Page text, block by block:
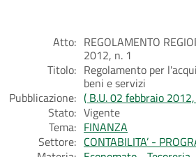
Atto: REGOLAMENTO
2012, n. 1
Titolo: Regolamento per
beni e servizi
Pubblicazione: ( B.U. 02 febbraio
Stato: Vigente
Tema: FINANZA
Settore: CONTABILITA’ -